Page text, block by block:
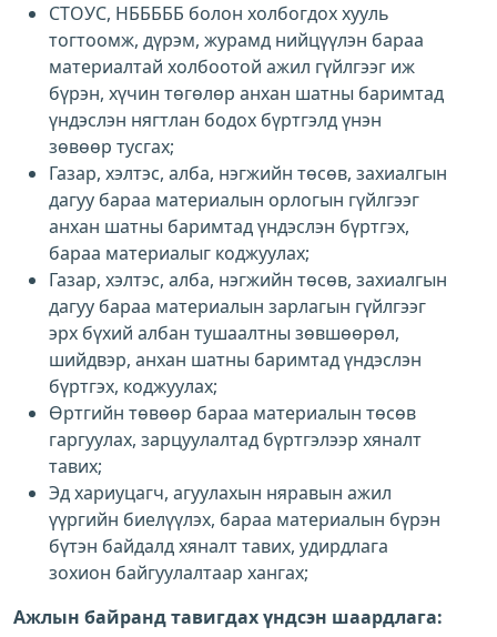
СТОУС, НБББББ болон холбогдох хууль
тогтоомж, дүрэм, журамд нийцүүлэн бараа
материалтай холбоотой ажил гүйлгээг иж
бүрэн, хүчин төгөлөр анхан шатны баримтад
үндэслэн нягтлан бодох бүртгэлд үнэн
зөвөөр тусгах;
Газар, хэлтэс, алба, нэгжийн төсөв, захиалгын
дагуу бараа материалын орлогын гүйлгээг
анхан шатны баримтад үндэслэн бүртгэх,
бараа материалыг коджуулах;
Газар, хэлтэс, алба, нэгжийн төсөв, захиалгын
дагуу бараа материалын зарлагын гүйлгээг
эрх бүхий албан тушаалтны зөвшөөрөл,
шийдвэр, анхан шатны баримтад үндэслэн
бүртгэх, коджуулах;
Өртгийн төвөөр бараа материалын төсөв
гаргуулах, зарцуулалтад бүртгэлээр хяналт
тавих;
Эд хариуцагч, агуулахын няравын ажил
үүргийн биелүүлэх, бараа материалын бүрэн
бүтэн байдалд хяналт тавих, удирдлага
зохион байгуулалтаар хангах;
Ажлын байранд тавигдах үндсэн шаардлага: